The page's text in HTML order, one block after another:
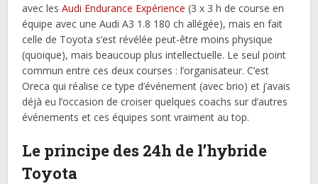
avec lesAudi Endurance Expérience (3 x 3 h de course en
équipe avec une Audi A3 1.8 180 ch allégée), mais en fait
celle de Toyota s’est révélée peut-être moins physique
(quoique), mais beaucoup plus intellectuelle. Le seul point
commun entre ces deux courses : l’organisateur. C’est
Oreca qui réalise ce type d’événement (avec brio) et j’avais
déjà eu l’occasion de croiser quelques coachs sur d’autres
événements et ces équipes sont vraiment au top.
Le principe des 24h de l’hybride
Toyota